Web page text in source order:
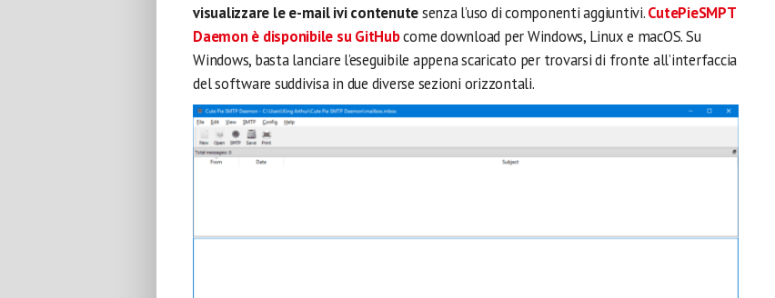
visualizzare le e-mail ivi contenutesenza l’uso di componenti aggiuntivi.CutePieSMPT
Daemon è disponibile su GitHubcome download per Windows, Linux e macOS. Su
Windows, basta lanciare l’eseguibile appena scaricato per trovarsi di fronte all’interfaccia
del software suddivisa in due diverse sezioni orizzontali.